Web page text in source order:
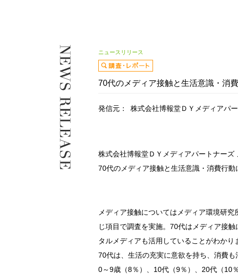
ニュースリリース
70代のメディア接触と生活意識・消
発信元：
株式会社博報堂ＤＹメディアパ
株式会社博報堂ＤＹメディアパートナー
70代のメディア接触と生活意識・消費行動
メディア接触についてはメディア環境研
じ項目で調査を実施。70代はメディア接
タルメディアも活用していることがわか
70代は、生活の充実に意欲を持ち、消費
0～9歳（8％）、10代（9％）、20代（10